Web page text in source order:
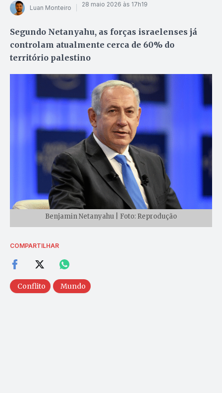
Luan Monteiro 28 maio 2026 às 17h19
Segundo Netanyahu, as forças israelenses já
controlam atualmente cerca de 60% do
território palestino
Benjamin Netanyahu | Foto: Reprodução
COMPARTILHAR
Conflito Mundo